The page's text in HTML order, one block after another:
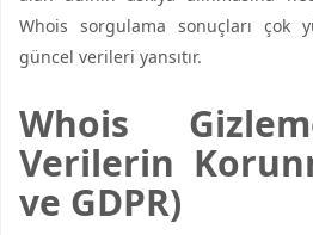
Whois sorgulama sonuçları çok
güncel verileri yansıtır.
Whois
Verilerin
ve GDPR)